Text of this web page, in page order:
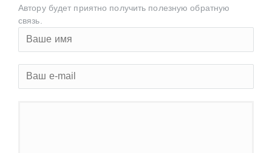
Автору будет приятно получить полезную обратную
связь.